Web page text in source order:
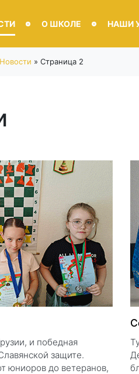
О ШКОЛЕ НАШИ
Новости » Страница 2
и победная
защите.
юниоров до ветеранов,